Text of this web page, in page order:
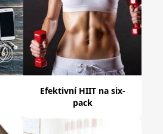
Efektivní HIIT na six-
pack